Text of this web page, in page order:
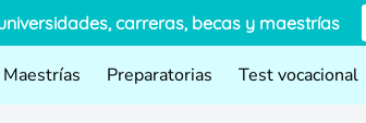
carreras, becas y maestrías
Maestrías Preparatorias Test vocacional